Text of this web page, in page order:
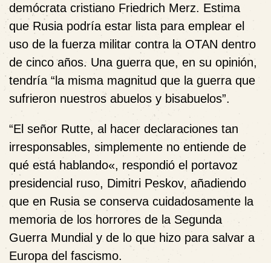
demócrata cristiano Friedrich Merz. Estima
que Rusia podría estar lista para emplear el
uso de la fuerza militar contra la OTAN dentro
de cinco años. Una guerra que, en su opinión,
tendría “la misma magnitud que la guerra que
sufrieron nuestros abuelos y bisabuelos”.
“El señor Rutte, al hacer declaraciones tan
irresponsables, simplemente no entiende de
qué está hablando«, respondió el portavoz
presidencial ruso, Dimitri Peskov, añadiendo
que en Rusia se conserva cuidadosamente la
memoria de los horrores de la Segunda
Guerra Mundial y de lo que hizo para salvar a
Europa del fascismo.